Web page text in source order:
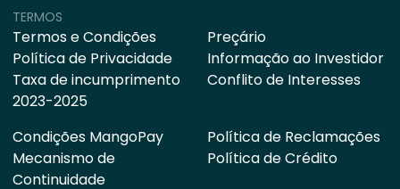
TERMOS
Termos e Condições
Política de Privacidade
Taxa de incumprimento
2023-2025
Preçário
Informação ao Investidor
Conflito de Interesses
Condições MangoPay
Mecanismo de
Continuidade
Política de Reclamações
Política de Crédito